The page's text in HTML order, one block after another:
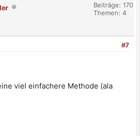
Beiträge: 170
Themen: 4
#7
viel einfachere Methode (ala